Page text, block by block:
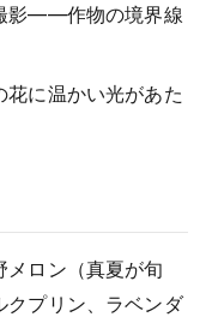
影——作物の境界線
に温かい光があた
メロン（真夏が旬
プリン、ラベンダ